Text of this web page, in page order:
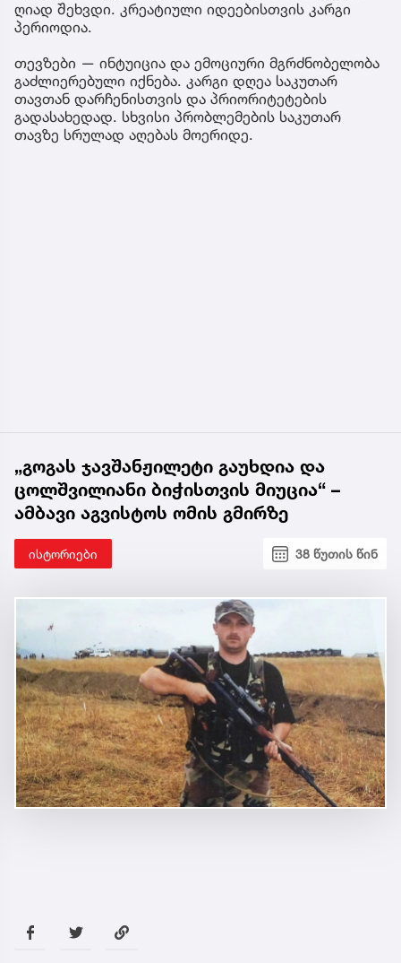
ღიად შეხვდი. კრეატიული იდეებისთვის კარგი
პერიოდია.
თევზები — ინტუიცია და ემოციური მგრძნობელობა
გაძლიერებული იქნება. კარგი დღეა საკუთარ
თავთან დარჩენისთვის და პრიორიტეტების
გადასახედად. სხვისი პრობლემების საკუთარ
თავზე სრულად აღებას მოერიდე.
„გოგას ჯავშანჟილეტი გაუხდია და
ცოლშვილიანი ბიჭისთვის მიუცია“ –
ამბავი აგვისტოს ომის გმირზე
ისტორიები 38 წუთის წინ